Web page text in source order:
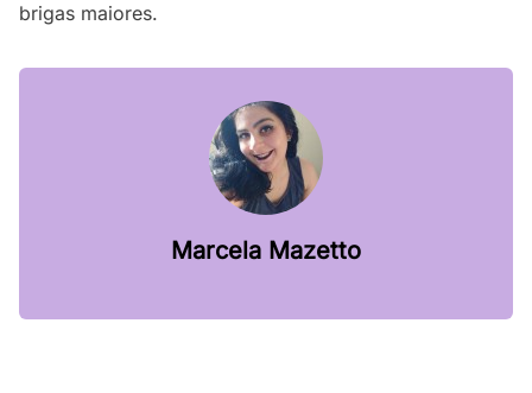
brigas maiores.
Marcela Mazetto